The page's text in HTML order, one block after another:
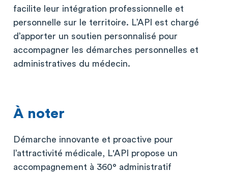
facilite leur intégration professionnelle et
personnelle sur le territoire. L’API est chargé
d’apporter un soutien personnalisé pour
accompagner les démarches personnelles et
administratives du médecin.
À noter
Démarche innovante et proactive pour
l’attractivité médicale, L'API propose un
accompagnement à 360° administratif